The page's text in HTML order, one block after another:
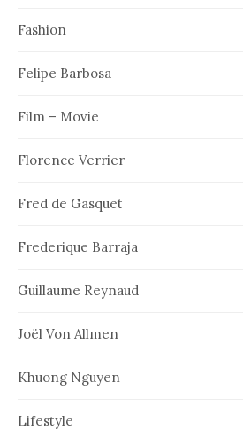
Fashion
Felipe Barbosa
Film – Movie
Florence Verrier
Fred de Gasquet
Frederique Barraja
Guillaume Reynaud
Joël Von Allmen
Khuong Nguyen
Lifestyle